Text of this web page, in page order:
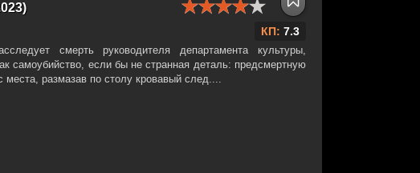
КП: 7.3
смерть руководителя департамента культуры,
самоубийство, если бы не странная деталь: предсмертную
места, размазав по столу кровавый след....